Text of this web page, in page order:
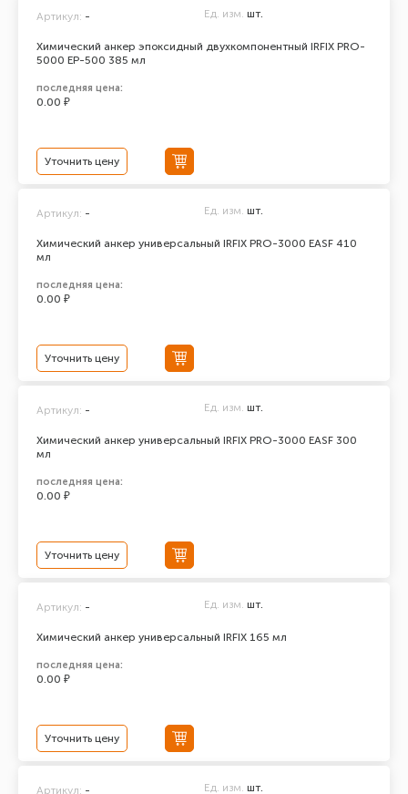
Химический анкер эпоксидный двухкомпонентный IRFIX PRO-
5000 ЕР-500 385 мл
Артикул: - Ед. изм. шт.
последняя цена:
0.00 ₽
Уточнить цену
Химический анкер универсальный IRFIX PRO-3000 EASF 410
мл
Артикул: - Ед. изм. шт.
последняя цена:
0.00 ₽
Уточнить цену
Химический анкер универсальный IRFIX PRO-3000 EASF 300
мл
Артикул: - Ед. изм. шт.
последняя цена:
0.00 ₽
Уточнить цену
Химический анкер универсальный IRFIX 165 мл
Артикул: - Ед. изм. шт.
последняя цена:
0.00 ₽
Уточнить цену
Артикул: - Ед. изм. шт.